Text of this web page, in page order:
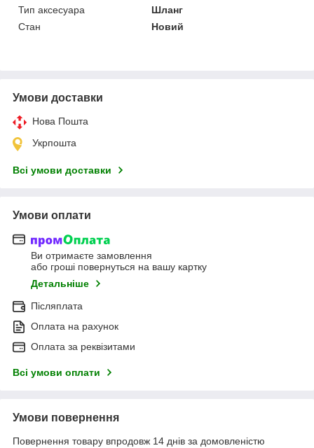
Тип аксесуара
Шланг
Стан
Новий
Умови доставки
Нова Пошта
Укрпошта
Всі умови доставки
Умови оплати
Ви отримаєте замовлення
або гроші повернуться на вашу картку
Детальніше
Післяплата
Оплата на рахунок
Оплата за реквізитами
Всі умови оплати
Умови повернення
Повернення товару впродовж 14 днів за домовленістю